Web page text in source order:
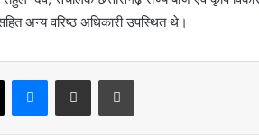
अन्य वरिष्ठ अधिकारी उपस्थित थे।
X Messenger
Share via Email Print